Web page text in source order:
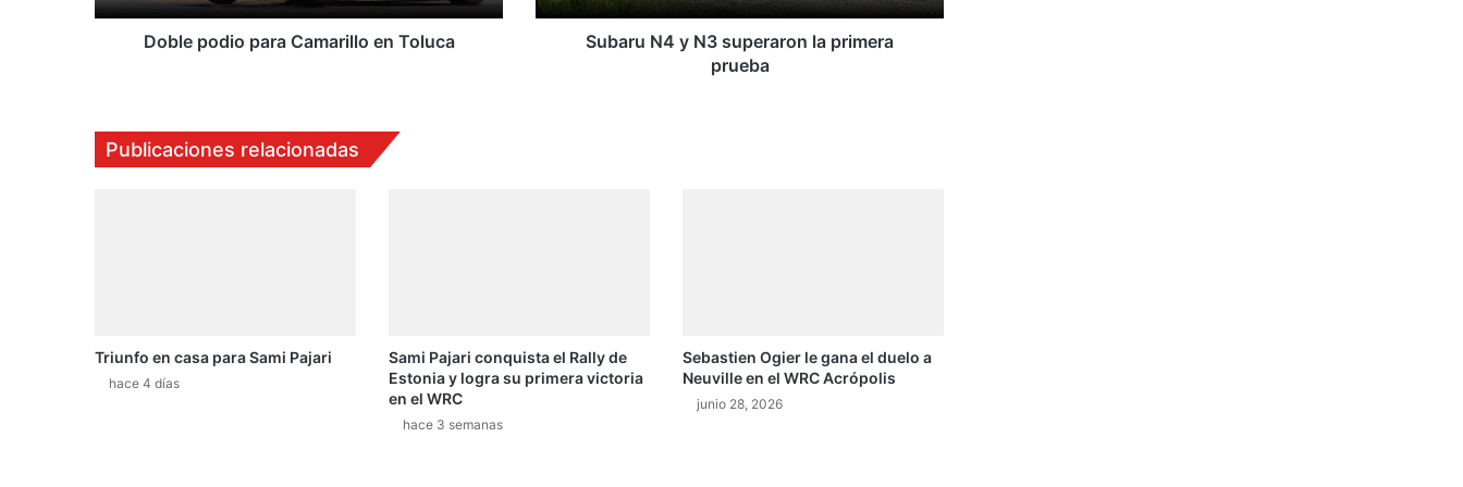
i
a
e
Doble podio para Camarillo en Toluca
y
r
i
Subaru N4 y N3 superaron la primera
prueba
Publicaciones relacionadas
Triunfo en casa para Sami Pajari
hace 4 días
Sami Pajari conquista el Rally de
Estonia y logra su primera victoria
en el WRC
hace 3 semanas
Sebastien Ogier le gana el duelo a
Neuville en el WRC Acrópolis
junio 28, 2026